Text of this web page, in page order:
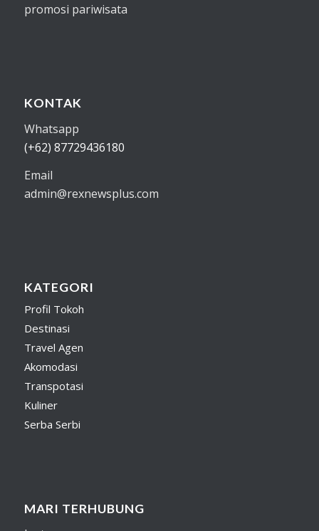
promosi pariwisata
KONTAK
Whatsapp
(+62) 87729436180
Email
admin@rexnewsplus.com
KATEGORI
Profil Tokoh
Destinasi
Travel Agen
Akomodasi
Transpotasi
Kuliner
Serba Serbi
MARI TERHUBUNG